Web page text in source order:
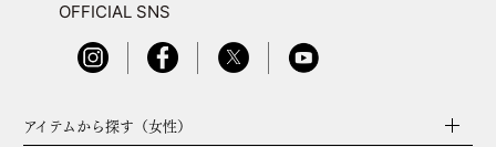
OFFICIAL SNS
アイテムから探す（女性）